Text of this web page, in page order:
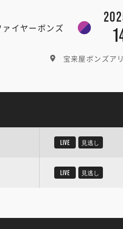
イヤーボンズ
宝来屋ボンズア
LIVE 見逃し
LIVE 見逃し